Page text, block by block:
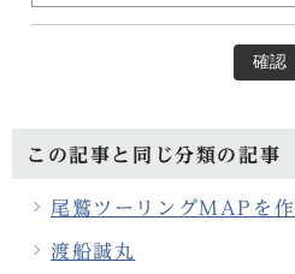
確認
この記事と同じ分類の記事
尾鷲ツーリングMAPを作
渡船誠丸